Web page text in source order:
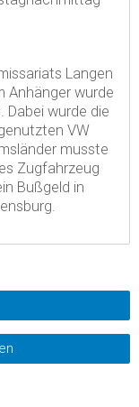
Langen
Anhänger wurde
Dabei wurde die
VW
musste
Zugfahrzeug
Bußgeld in